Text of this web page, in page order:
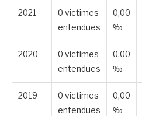
2021
0 victimes
entendues
0,00
‰
2020
0 victimes
entendues
0,00
‰
2019
0 victimes
entendues
0,00
‰